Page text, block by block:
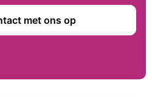
met ons op